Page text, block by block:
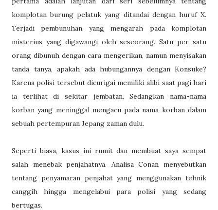
komplotan burung pelatuk yang ditandai dengan huruf X.
Terjadi pembunuhan yang mengarah pada komplotan
misterius yang digawangi oleh seseorang. Satu per satu
orang dibunuh dengan cara mengerikan, namun menyisakan
tanda tanya, apakah ada hubungannya dengan Konsuke?
Karena polisi tersebut dicurigai memiliki alibi saat pagi hari
ia terlihat di sekitar jembatan. Sedangkan nama-nama
korban yang meninggal mengacu pada nama korban dalam
sebuah pertempuran Jepang zaman dulu.
Seperti biasa, kasus ini rumit dan membuat saya sempat
salah menebak penjahatnya. Analisa Conan menyebutkan
tentang penyamaran penjahat yang menggunakan tehnik
canggih hingga mengelabui para polisi yang sedang
bertugas.